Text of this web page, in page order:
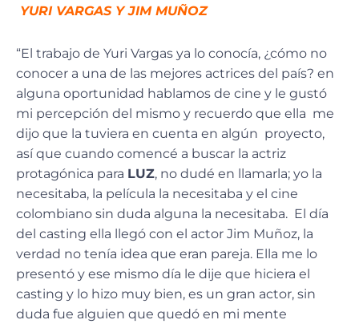
YURI VARGAS Y JIM MUÑOZ
“El trabajo de Yuri Vargas ya lo conocía, ¿cómo no
conocer a una de las mejores actrices del país? en
alguna oportunidad hablamos de cine y le gustó
mi percepción del mismo y recuerdo que ella me
dijo que la tuviera en cuenta en algún proyecto,
así que cuando comencé a buscar la actriz
protagónica para LUZ, no dudé en llamarla; yo la
necesitaba, la película la necesitaba y el cine
colombiano sin duda alguna la necesitaba. El día
del casting ella llegó con el actor Jim Muñoz, la
verdad no tenía idea que eran pareja. Ella me lo
presentó y ese mismo día le dije que hiciera el
casting y lo hizo muy bien, es un gran actor, sin
duda fue alguien que quedó en mi mente